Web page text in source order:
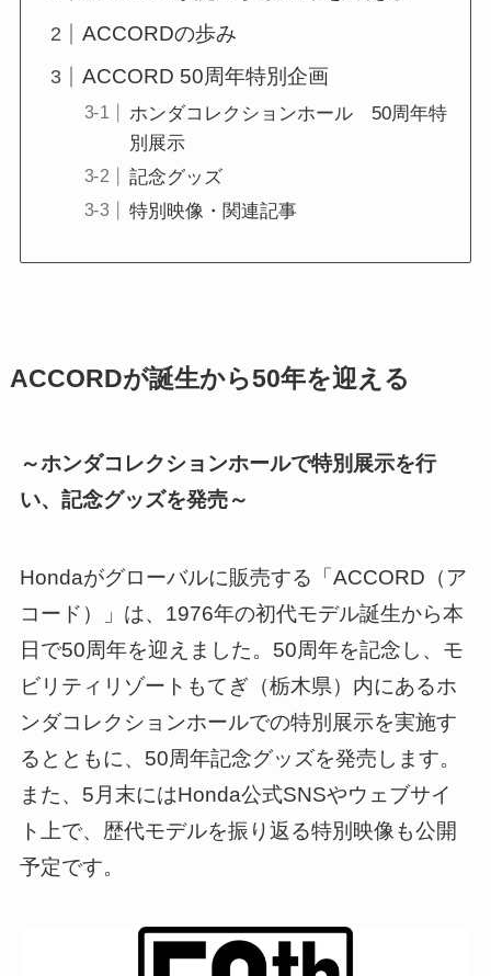
ACCORDの歩み
ACCORD 50周年特別企画
ホンダコレクションホール 50周年特
別展示
記念グッズ
特別映像・関連記事
ACCORDが誕生から50年を迎える
～ホンダコレクションホールで特別展示を行
い、記念グッズを発売～
Hondaがグローバルに販売する「ACCORD（ア
コード）」は、1976年の初代モデル誕生から本
日で50周年を迎えました。50周年を記念し、モ
ビリティリゾートもてぎ（栃木県）内にあるホ
ンダコレクションホールでの特別展示を実施す
るとともに、50周年記念グッズを発売します。
また、5月末にはHonda公式SNSやウェブサイ
ト上で、歴代モデルを振り返る特別映像も公開
予定です。